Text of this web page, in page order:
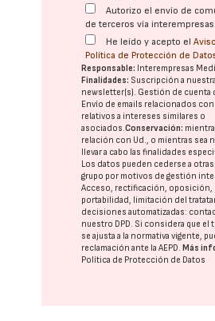
Autorizo el envío de
de terceros vía
He leído y acepto el
Política de Protección de
Responsable: Interempresas
Finalidades: Suscripción a
newsletter(s). Gestión de cuenta
Envío de emails relacionados con
relativos a intereses similares o
asociados.Conservación:
relación con Ud., o mientras sea
llevar a cabo las finalidades
Los datos pueden cederse a otras
grupo por motivos de gestión
Acceso, rectificación, oposición,
portabilidad, limitación del
decisiones automatizadas:
nuestro DPD. Si considera que el
se ajusta a la normativa vigente,
reclamación ante laAEPD.Más
Política de Protección de Datos